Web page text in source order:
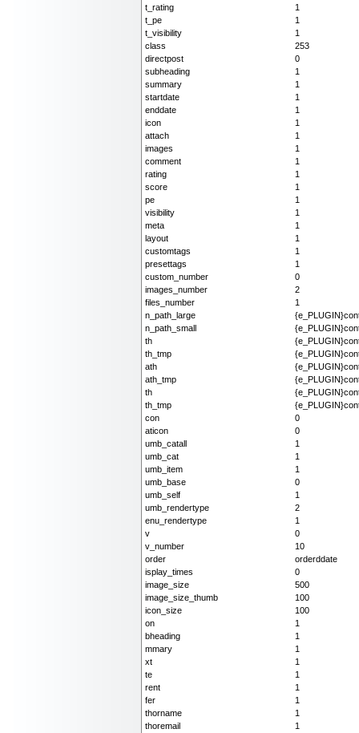
t_rating
1
t_pe
1
t_visibility
1
class
253
directpost
0
subheading
1
summary
1
startdate
1
enddate
1
icon
1
attach
1
images
1
comment
1
rating
1
score
1
pe
1
visibility
1
meta
1
layout
1
customtags
1
presettags
1
custom_number
0
images_number
2
files_number
1
n_path_large
n_path_small
th
th_tmp
ath
ath_tmp
th
th_tmp
con
0
aticon
0
umb_catall
1
umb_cat
1
umb_item
1
umb_base
0
umb_self
1
umb_rendertype
2
enu_rendertype
1
v
0
v_number
10
order
orderddate
isplay_times
0
image_size
500
image_size_thumb
100
icon_size
100
on
1
bheading
1
mmary
1
xt
1
te
1
rent
1
fer
1
thorname
1
thoremail
1